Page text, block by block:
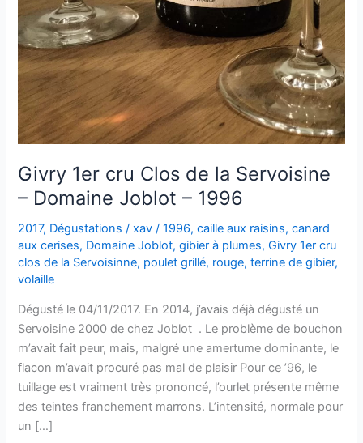
Givry 1er cru Clos de la Servoisine
– Domaine Joblot – 1996
2017, Dégustations /xav/1996,caille aux raisins,canard
aux cerises, Domaine Joblot,gibier à plumes,Givry 1er cru
clos de la Servoisinne, poulet grillé, rouge,terrine de gibier,
volaille
Dégusté le 04/11/2017. En 2014, j’avais déjà dégusté un
Servoisine 2000 de chez Joblot . Le problème de bouchon
m’avait fait peur, mais, malgré une amertume dominante, le
flacon m’avait procuré pas mal de plaisir Pour ce ’96, le
tuillage est vraiment très prononcé, l’ourlet présente même
des teintes franchement marrons. L’intensité, normale pour
un […]